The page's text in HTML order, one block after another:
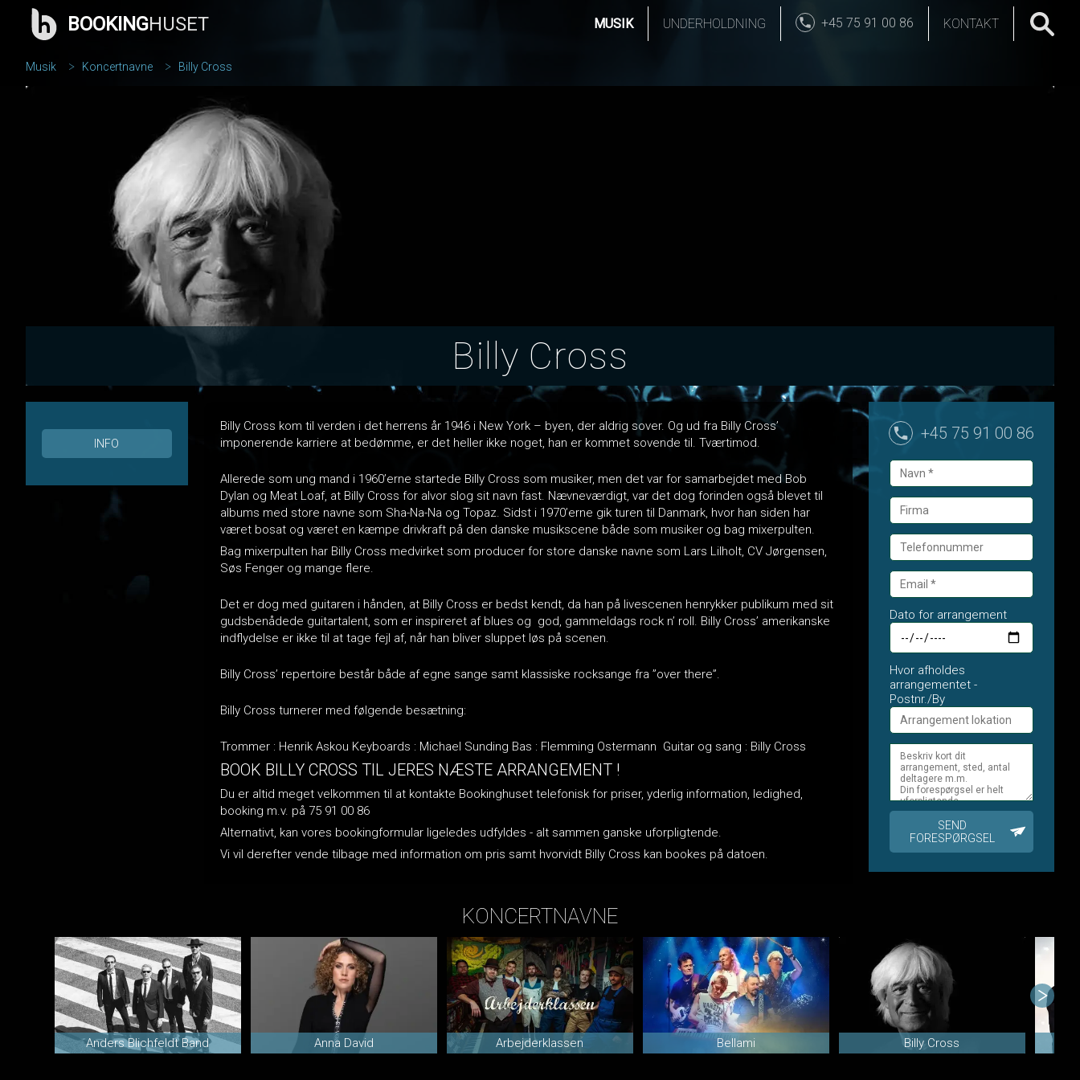
BOOKINGHUSET MUSIK UNDERHOLDNING +45 75 91 00 86 KONTAKT
Musik Koncertnavne Billy Cross
Billy Cross
Billy Cross kom til verden i det herrens år 1946 i New York – byen, der aldrig sover. Og ud fra Billy Cross’
imponerende karriere at bedømme, er det heller ikke noget, han er kommet sovende til. Tværtimod.
Allerede som ung mand i 1960’erne startede Billy Cross som musiker, men det var for samarbejdet med Bob
Dylan og Meat Loaf, at Billy Cross for alvor slog sit navn fast. Nævneværdigt, var det dog forinden også blevet til
albums med store navne som Sha-Na-Na og Topaz. Sidst i 1970’erne gik turen til Danmark, hvor han siden har
været bosat og været en kæmpe drivkraft på den danske musikscene både som musiker og bag mixerpulten.
Bag mixerpulten har Billy Cross medvirket som producer for store danske navne som Lars Lilholt, CV Jørgensen,
Søs Fenger og mange flere.
Det er dog med guitaren i hånden, at Billy Cross er bedst kendt, da han på livescenen henrykker publikum med sit
gudsbenådede guitartalent, som er inspireret af blues og god, gammeldags rock n’ roll. Billy Cross’ amerikanske
indflydelse er ikke til at tage fejl af, når han bliver sluppet løs på scenen.
Billy Cross’ repertoire består både af egne sange samt klassiske rocksange fra ”over there”.
Billy Cross turnerer med følgende besætning:
Trommer : Henrik Askou Keyboards : Michael Sunding Bas : Flemming Ostermann Guitar og sang : Billy Cross
BOOK BILLY CROSS TIL JERES NÆSTE ARRANGEMENT !
Du er altid meget velkommen til at kontakte Bookinghuset telefonisk for priser, yderlig information, ledighed,
booking m.v. på 75 91 00 86
Alternativt, kan vores bookingformular ligeledes udfyldes - alt sammen ganske uforpligtende.
Vi vil derefter vende tilbage med information om pris samt hvorvidt Billy Cross kan bookes på datoen.
INFO
+45 75 91 00 86
Dato for arrangement
Hvor afholdes
arrangementet -
Postnr./By
SEND
FORESPØRGSEL
KONCERTNAVNE
Anders Blichfeldt Band Anna David Arbejderklassen Bellami Billy Cross